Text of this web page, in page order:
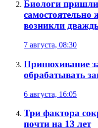
Биологи
возникли
7 августа, 08:30
Принюхивание
обрабатывать
6 августа, 16:05
Три фактора
почти на 13 лет